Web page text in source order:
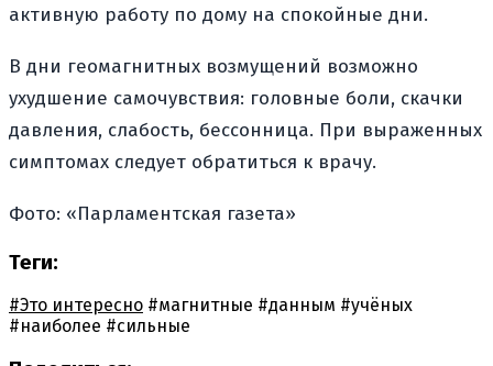
активную работу по дому на спокойные дни.
В дни геомагнитных возмущений возможно
ухудшение самочувствия: головные боли, скачки
давления, слабость, бессонница. При выраженных
симптомах следует обратиться к врачу.
Фото: «Парламентская газета»
Теги:
#Это интересно #магнитные #данным #учёных
#наиболее #сильные